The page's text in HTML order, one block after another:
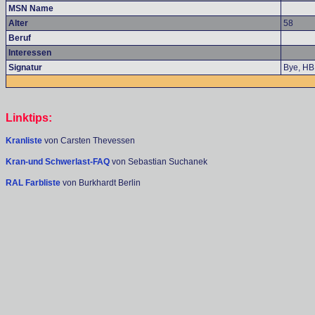
MSN Name
Alter
58
Beruf
Interessen
Signatur
Bye, HB
Linktips:
Kranliste von Carsten Thevessen
Kran-und Schwerlast-FAQ von Sebastian Suchanek
RAL Farbliste von Burkhardt Berlin